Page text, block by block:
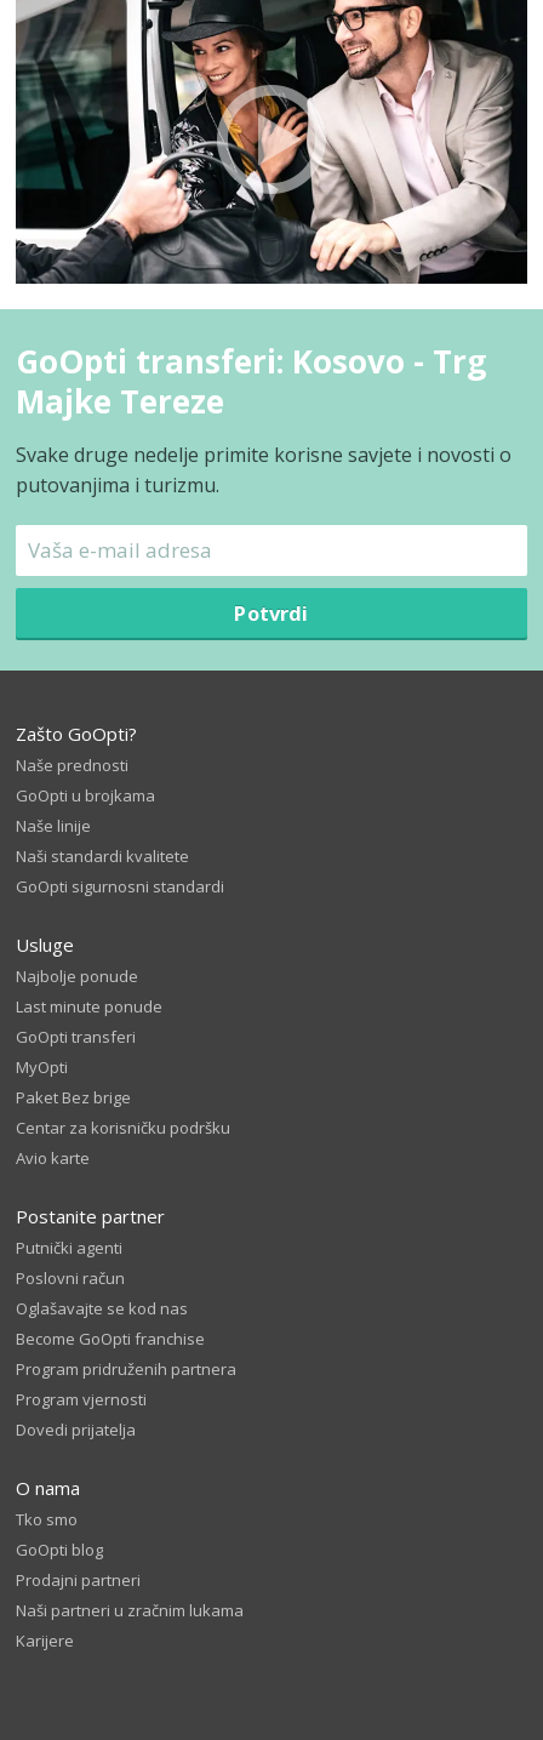
GoOpti transferi: Kosovo - Trg
Majke Tereze
Svake druge nedelje primite korisne savjete i novosti o
putovanjima i turizmu.
Potvrdi
Zašto GoOpti?
Naše prednosti
GoOpti u brojkama
Naše linije
Naši standardi kvalitete
GoOpti sigurnosni standardi
Usluge
Najbolje ponude
Last minute ponude
GoOpti transferi
MyOpti
Paket Bez brige
Centar za korisničku podršku
Avio karte
Postanite partner
Putnički agenti
Poslovni račun
Oglašavajte se kod nas
Become GoOpti franchise
Program pridruženih partnera
Program vjernosti
Dovedi prijatelja
O nama
Tko smo
GoOpti blog
Prodajni partneri
Naši partneri u zračnim lukama
Karijere